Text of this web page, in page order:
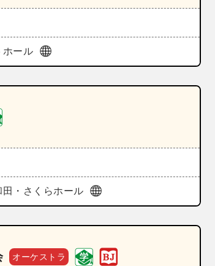
ホール
・さくらホール
オーケストラ